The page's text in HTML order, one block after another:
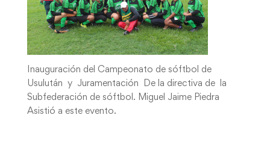
Inauguración del Campeonato de sóftbol de
Usulután y Juramentación De la directiva de la
Subfederación de sóftbol. Miguel Jaime Piedra
Asistió a este evento.